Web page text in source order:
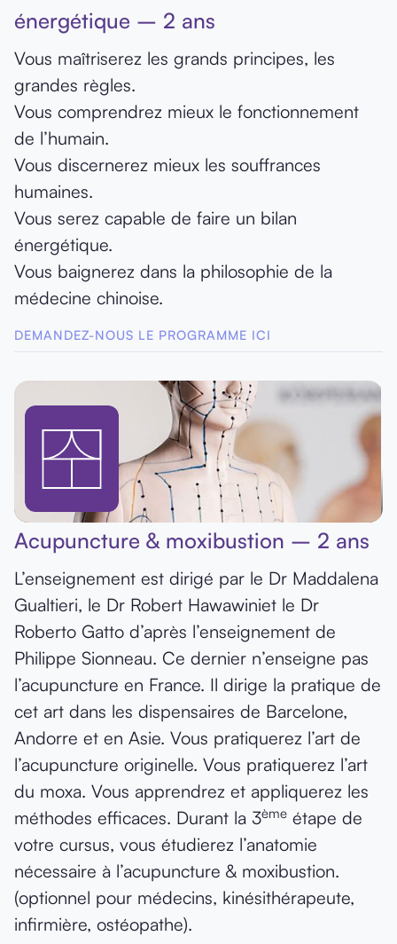
énergétique – 2 ans
Vous maîtriserez les grands principes, les
grandes règles.
Vous comprendrez mieux le fonctionnement
de l’humain.
Vous discernerez mieux les souffrances
humaines.
Vous serez capable de faire un bilan
énergétique.
Vous baignerez dans la philosophie de la
médecine chinoise.
DEMANDEZ-NOUS LE PROGRAMME ICI
Acupuncture & moxibustion – 2 ans
L’enseignement est dirigé par le Dr Maddalena
Gualtieri, le Dr Robert Hawawiniet le Dr
Roberto Gatto d’après l’enseignement de
Philippe Sionneau. Ce dernier n’enseigne pas
l’acupuncture en France. Il dirige la pratique de
cet art dans les dispensaires de Barcelone,
Andorre et en Asie. Vous pratiquerez l’art de
l’acupuncture originelle. Vous pratiquerez l’art
du moxa. Vous apprendrez et appliquerez les
méthodes efficaces. Durant la 3ème étape de
votre cursus, vous étudierez l’anatomie
nécessaire à l’acupuncture & moxibustion.
(optionnel pour médecins, kinésithérapeute,
infirmière, ostéopathe).